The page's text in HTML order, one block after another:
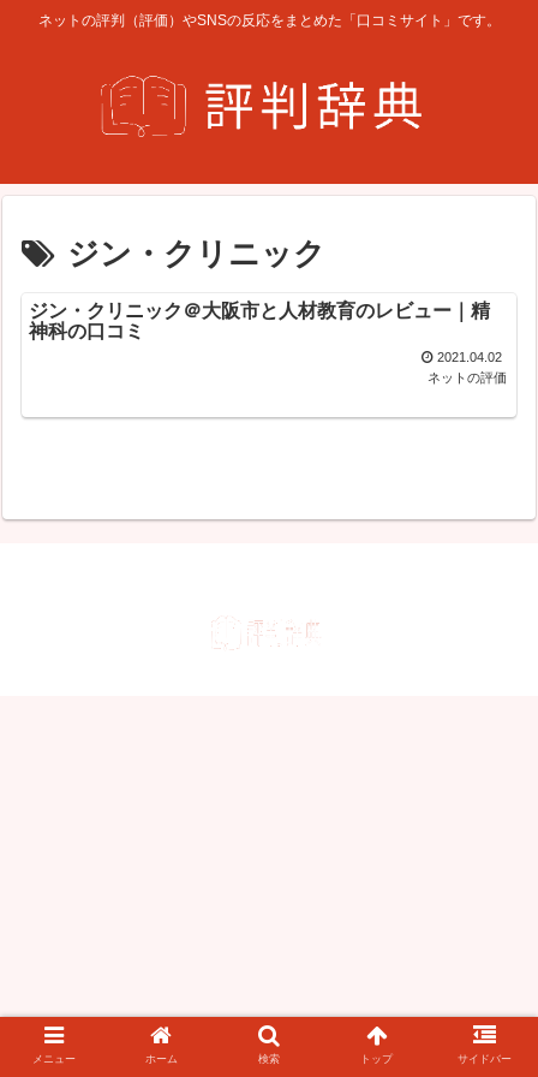
ネットの評判（評価）やSNSの反応をまとめた「口コミサイト」です。
ジン・クリニック
ジン・クリニック＠大阪市と人材教育のレビュー｜精
神科の口コミ
2021.04.02
ネットの評価
メニュー ホーム 検索 トップ サイドバー